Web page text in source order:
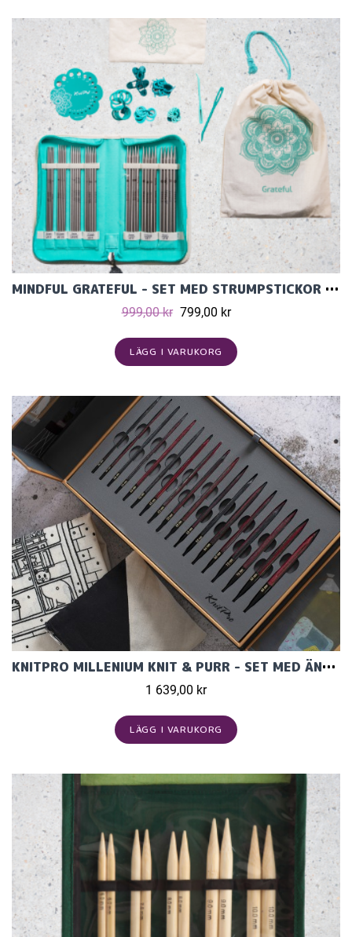
MINDFUL GRATEFUL - SET MED STRUMPSTICKOR (7 ST, 15 CM) OCH TILLBEHÖR
999,00 kr 799,00 kr
LÄGG I VARUKORG
KNITPRO MILLENIUM KNIT & PURR - SET MED ÄNDSTICKOR (9 PAR, 13 CM)
1 639,00 kr
LÄGG I VARUKORG